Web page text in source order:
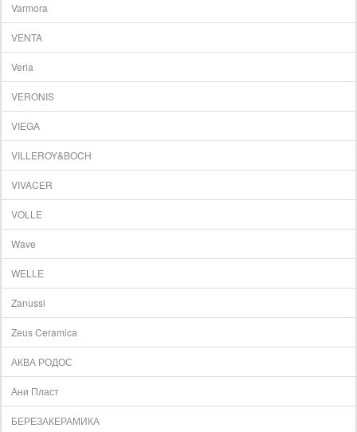
Varmora
VENTA
Veria
VERONIS
VIEGA
VILLEROY&BOCH
VIVACER
VOLLE
Wave
WELLE
Zanussi
Zeus Ceramica
АКВА РОДОС
Ани Пласт
БЕРЕЗАКЕРАМИКА